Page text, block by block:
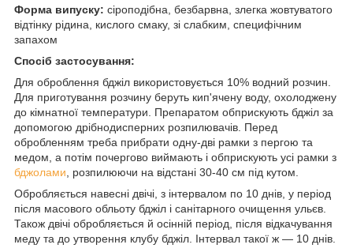
Форма випуску: сіроподібна, безбарвна, злегка жовтуватого
відтінку рідина, кислого смаку, зі слабким, специфічним
запахом
Спосіб застосування:
Для оброблення бджіл використовується 10% водний розчин.
Для приготування розчину беруть кип'ячену воду, охолоджену
до кімнатної температури. Препаратом обприскують бджіл за
допомогою дрібнодисперних розпилювачів. Перед
обробленням треба прибрати одну-дві рамки з пергою та
медом, а потім почергово виймають і обприскують усі рамки з
бджолами , розпилюючи на відстані 30-40 см під кутом.
Обробляється навесні двічі, з інтервалом по 10 днів, у період
після масового обльоту бджіл і санітарного очищення ульєв.
Також двічі обробляється й осінній період, після відкачування
меду та до утворення клубу бджіл. Інтервал такої ж — 10 днів.